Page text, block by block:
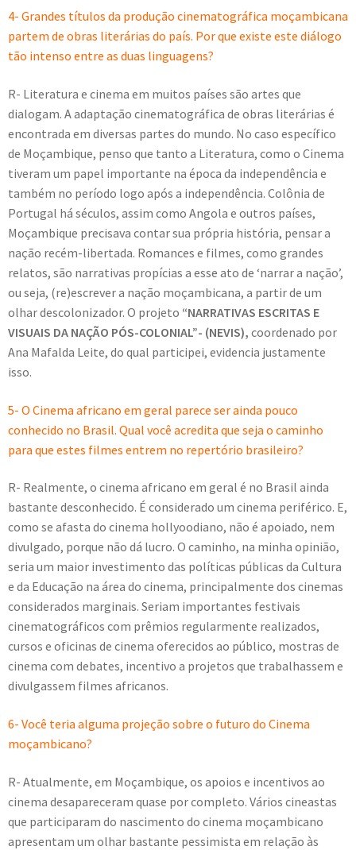
4- Grandes títulos da produção cinematográfica moçambicana
partem de obras literárias do país. Por que existe este diálogo
tão intenso entre as duas linguagens?
R- Literatura e cinema em muitos países são artes que
dialogam. A adaptação cinematográfica de obras literárias é
encontrada em diversas partes do mundo. No caso específico
de Moçambique, penso que tanto a Literatura, como o Cinema
tiveram um papel importante na época da independência e
também no período logo após a independência. Colônia de
Portugal há séculos, assim como Angola e outros países,
Moçambique precisava contar sua própria história, pensar a
nação recém-libertada. Romances e filmes, como grandes
relatos, são narrativas propícias a esse ato de ‘narrar a nação’,
ou seja, (re)escrever a nação moçambicana, a partir de um
olhar descolonizador. O projeto “NARRATIVAS ESCRITAS E
VISUAIS DA NAÇÃO PÓS-COLONIAL”- (NEVIS), coordenado por
Ana Mafalda Leite, do qual participei, evidencia justamente
isso.
5- O Cinema africano em geral parece ser ainda pouco
conhecido no Brasil. Qual você acredita que seja o caminho
para que estes filmes entrem no repertório brasileiro?
R- Realmente, o cinema africano em geral é no Brasil ainda
bastante desconhecido. É considerado um cinema periférico. E,
como se afasta do cinema hollyoodiano, não é apoiado, nem
divulgado, porque não dá lucro. O caminho, na minha opinião,
seria um maior investimento das políticas públicas da Cultura
e da Educação na área do cinema, principalmente dos cinemas
considerados marginais. Seriam importantes festivais
cinematográficos com prêmios regularmente realizados,
cursos e oficinas de cinema oferecidos ao público, mostras de
cinema com debates, incentivo a projetos que trabalhassem e
divulgassem filmes africanos.
6- Você teria alguma projeção sobre o futuro do Cinema
moçambicano?
R- Atualmente, em Moçambique, os apoios e incentivos ao
cinema desapareceram quase por completo. Vários cineastas
que participaram do nascimento do cinema moçambicano
apresentam um olhar bastante pessimista em relação às